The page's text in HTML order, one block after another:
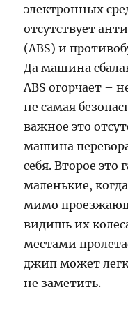
электронных
отсутствует
(ABS) и
Да машина
ABS огорчает –
не самая
важное это
машина
себя. Второе
маленькие,
мимо
видишь их
местами
джип может
не заметить.